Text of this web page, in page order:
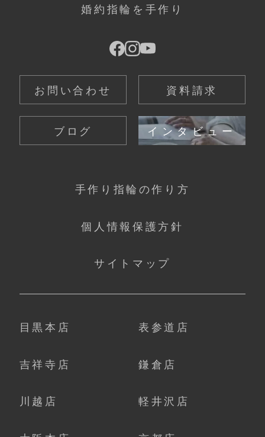
婚約指輪を手作り
お問い合わせ 資料請求
ブログ インタビュー
手作り指輪の作り方
個人情報保護方針
サイトマップ
目黒本店 表参道店
吉祥寺店 鎌倉店
川越店 軽井沢店